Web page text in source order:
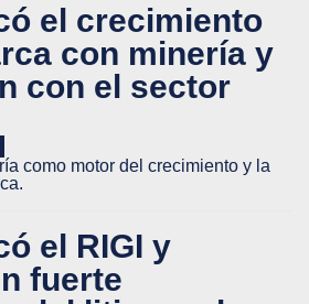
el crecimiento
con minería y
con el sector
como motor del crecimiento y la
el RIGI y
fuerte